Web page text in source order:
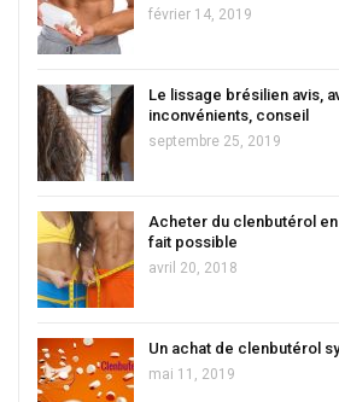
février 14, 2019
Le lissage brésilien avis,
inconvénients, conseil
septembre 25, 2019
Acheter du clenbutérol en
fait possible
avril 20, 2018
Un achat de clenbutérol
mai 11, 2019